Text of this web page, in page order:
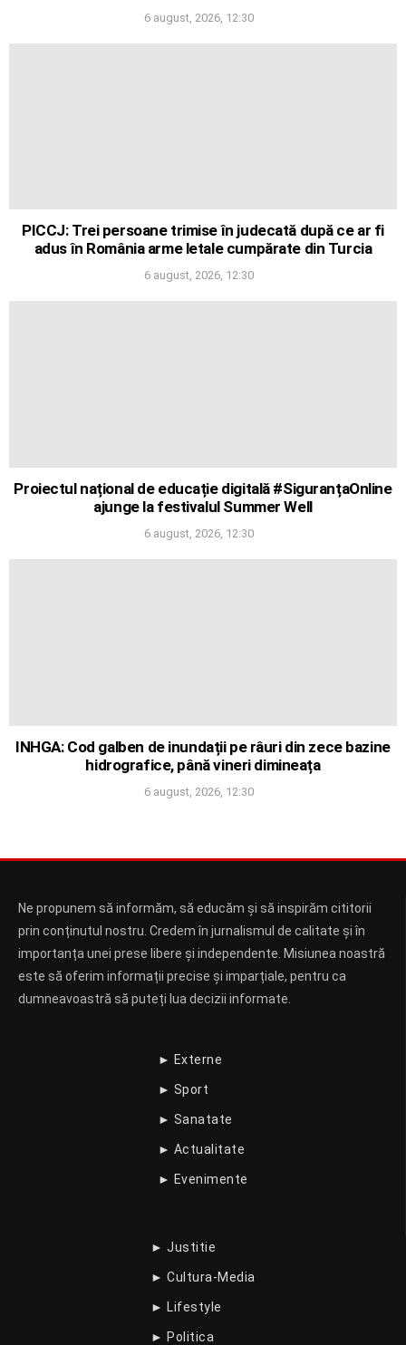
6 august, 2026, 12:30
PICCJ: Trei persoane trimise în judecată după ce ar fi
adus în România arme letale cumpărate din Turcia
6 august, 2026, 12:30
Proiectul național de educație digitală #SiguranțaOnline
ajunge la festivalul Summer Well
6 august, 2026, 12:30
INHGA: Cod galben de inundații pe râuri din zece bazine
hidrografice, până vineri dimineața
6 august, 2026, 12:30
Ne propunem să informăm, să educăm și să inspirăm cititorii
prin conținutul nostru. Credem în jurnalismul de calitate și în
importanța unei prese libere și independente. Misiunea noastră
este să oferim informații precise și imparțiale, pentru ca
dumneavoastră să puteți lua decizii informate.
► Externe
► Sport
► Sanatate
► Actualitate
► Evenimente
► Justitie
► Cultura-Media
► Lifestyle
► Politica